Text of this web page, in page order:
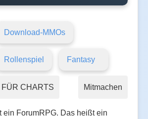
Download-MMOs
Rollenspiel Fantasy
CHARTS Mitmachen
ein ForumRPG. Das heißt ein